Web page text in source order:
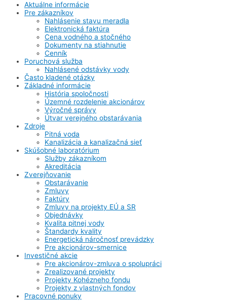
Aktuálne informácie
Pre zákazníkov
Nahlásenie stavu meradla
Elektronická faktúra
Cena vodného a stočného
Dokumenty na stiahnutie
Cenník
Poruchová služba
Nahlásené odstávky vody
Často kladené otázky
Základné informácie
História spoločnosti
Územné rozdelenie akcionárov
Výročné správy
Útvar verejného obstarávania
Zdroje
Pitná voda
Kanalizácia a kanalizačná sieť
Skúšobné laboratórium
Služby zákazníkom
Akreditácia
Zverejňovanie
Obstarávanie
Zmluvy
Faktúry
Zmluvy na projekty EÚ a SR
Objednávky
Kvalita pitnej vody
Štandardy kvality
Energetická náročnosť prevádzky
Pre akcionárov-smernice
Investičné akcie
Pre akcionárov-zmluva o spolupráci
Zrealizované projekty
Projekty Kohézneho fondu
Projekty z vlastných fondov
Pracovné ponuky